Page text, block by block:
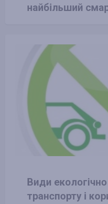
найбільший
Види
транспорту і